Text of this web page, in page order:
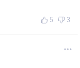
5 3